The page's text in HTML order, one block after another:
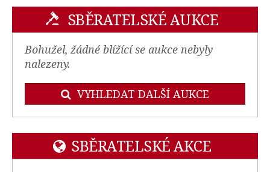
SBĚRATELSKÉ AUKCE
Bohužel, žádné blížící se aukce nebyly
nalezeny.
VYHLEDAT DALŠÍ AUKCE
SBĚRATELSKÉ AKCE